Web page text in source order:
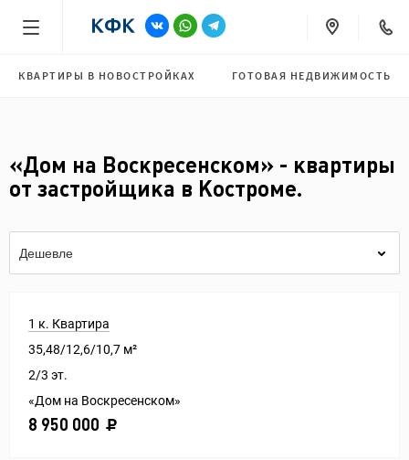
КВАРТИРЫ В НОВОСТРОЙКАХ ГОТОВАЯ НЕДВИЖИМОСТЬ
«Дом на Воскресенском» - квартиры
от застройщика в Костроме.
Дешевле
1 к. Квартира
35,48/12,6/10,7 м²
2/3 эт.
«Дом на Воскресенском»
8 950 000